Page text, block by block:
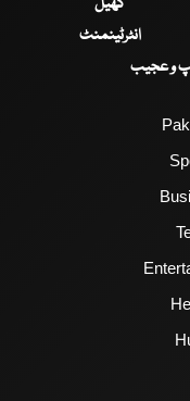
انٹرٹینمنٹ
و عجیب